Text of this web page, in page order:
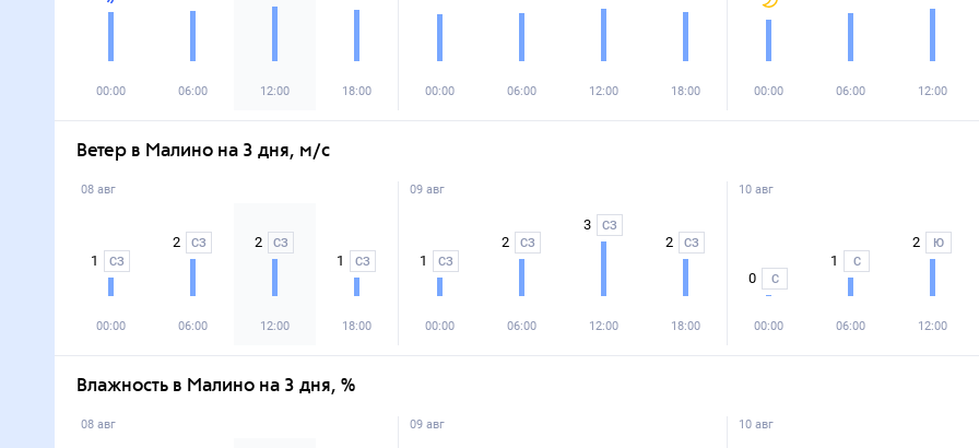
00:00 06:00 12:00 18:00 00:00 06:00 12:00 18:00 00:00 06:00 12:00
Ветер в Малино на 3 дня, м/с
08 авг
1 СЗ
00:00
2 СЗ
06:00
2 СЗ
12:00
1 СЗ
18:00
09 авг
1 СЗ
00:00
2 СЗ
06:00
3 СЗ
12:00
2 СЗ
18:00
10 авг
0 С
00:00
1 С
06:00
2 Ю
12:00
Влажность в Малино на 3 дня, %
08 авг 09 авг 10 авг